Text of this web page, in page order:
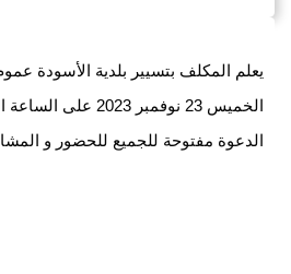
الخميس 23 نوفمبر 2023 على الساعة العاشرة صباحا بمقر البلدية.
الدعوة مفتوحة للجميع للحضور و